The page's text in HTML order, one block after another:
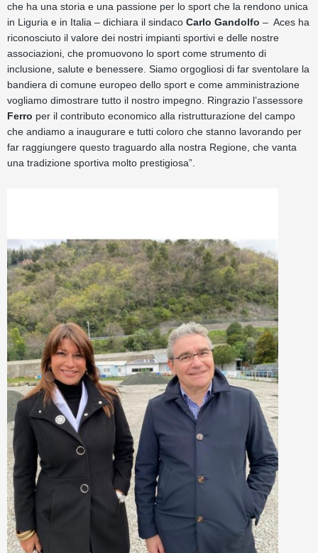
che ha una storia e una passione per lo sport che la rendono unica
in Liguria e in Italia – dichiara il sindaco Carlo Gandolfo – Aces ha
riconosciuto il valore dei nostri impianti sportivi e delle nostre
associazioni, che promuovono lo sport come strumento di
inclusione, salute e benessere. Siamo orgogliosi di far sventolare la
bandiera di comune europeo dello sport e come amministrazione
vogliamo dimostrare tutto il nostro impegno. Ringrazio l’assessore
Ferro per il contributo economico alla ristrutturazione del campo
che andiamo a inaugurare e tutti coloro che stanno lavorando per
far raggiungere questo traguardo alla nostra Regione, che vanta
una tradizione sportiva molto prestigiosa”.